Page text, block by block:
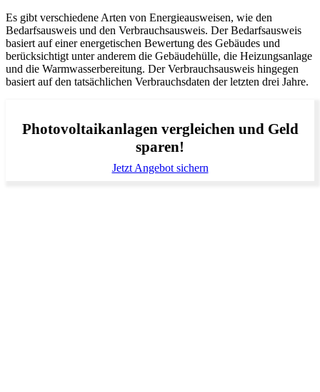
Es gibt verschiedene Arten von Energieausweisen, wie den
Bedarfsausweis und den Verbrauchsausweis. Der Bedarfsausweis
basiert auf einer energetischen Bewertung des Gebäudes und
berücksichtigt unter anderem die Gebäudehülle, die Heizungsanlage
und die Warmwasserbereitung. Der Verbrauchsausweis hingegen
basiert auf den tatsächlichen Verbrauchsdaten der letzten drei Jahre.
Photovoltaikanlagen vergleichen und Geld
sparen!
Jetzt Angebot sichern